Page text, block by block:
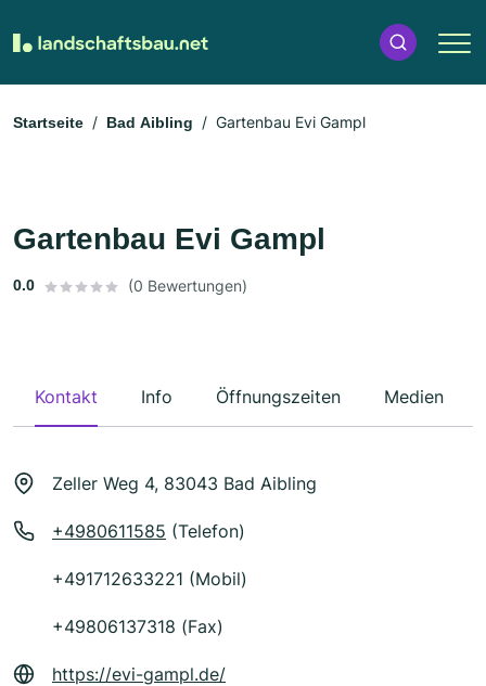
Startseite Bad Aibling Gartenbau Evi Gampl
Gartenbau Evi Gampl
0.0 (0 Bewertungen)
Kontakt Info Öffnungszeiten Medien
Zeller Weg 4, 83043 Bad Aibling
+4980611585 (Telefon)
+491712633221 (Mobil)
+49806137318 (Fax)
https://evi-gampl.de/